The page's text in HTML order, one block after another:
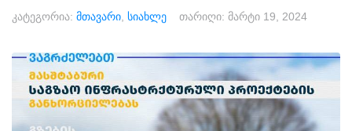
კატეგორია: მთავარი სიახლე თარიღი: მარტი 19, 2024